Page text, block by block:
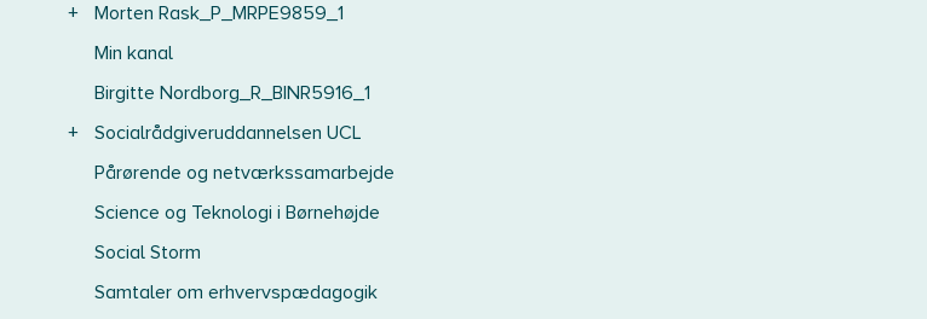
+
Morten Rask_P_MRPE9859_1
Min kanal
Birgitte Nordborg_R_BINR5916_1
+
Socialrådgiveruddannelsen UCL
Pårørende og netværkssamarbejde
Science og Teknologi i Børnehøjde
Social Storm
Samtaler om erhvervspædagogik